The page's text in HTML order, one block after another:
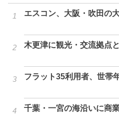
エスコン、大阪・吹田の
木更津に観光・交流拠点
フラット35利用者、世帯
千葉・一宮の海沿いに商